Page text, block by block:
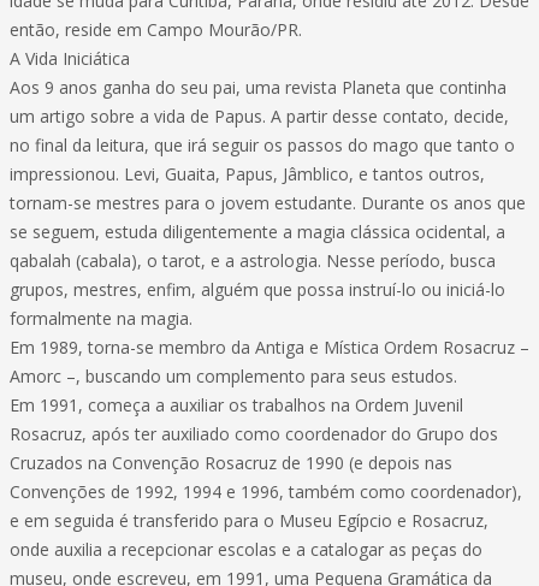
então, reside em Campo Mourão/PR.
A Vida Iniciática
Aos 9 anos ganha do seu pai, uma revista Planeta que continha
um artigo sobre a vida de Papus. A partir desse contato, decide,
no final da leitura, que irá seguir os passos do mago que tanto o
impressionou. Levi, Guaita, Papus, Jâmblico, e tantos outros,
tornam-se mestres para o jovem estudante. Durante os anos que
se seguem, estuda diligentemente a magia clássica ocidental, a
qabalah (cabala), o tarot, e a astrologia. Nesse período, busca
grupos, mestres, enfim, alguém que possa instruí-lo ou iniciá-lo
formalmente na magia.
Em 1989, torna-se membro da Antiga e Mística Ordem Rosacruz –
Amorc –, buscando um complemento para seus estudos.
Em 1991, começa a auxiliar os trabalhos na Ordem Juvenil
Rosacruz, após ter auxiliado como coordenador do Grupo dos
Cruzados na Convenção Rosacruz de 1990 (e depois nas
Convenções de 1992, 1994 e 1996, também como coordenador),
e em seguida é transferido para o Museu Egípcio e Rosacruz,
onde auxilia a recepcionar escolas e a catalogar as peças do
museu, onde escreveu, em 1991, uma Pequena Gramática da